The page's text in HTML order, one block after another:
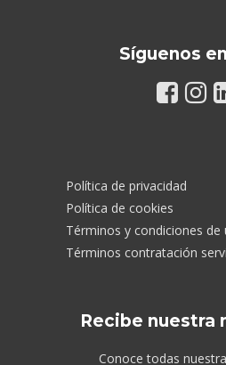
Síguenos
Política de privacidad
Política de cookies
Términos y condiciones de
Términos contratación
Recibe nuestra
Conoce todas